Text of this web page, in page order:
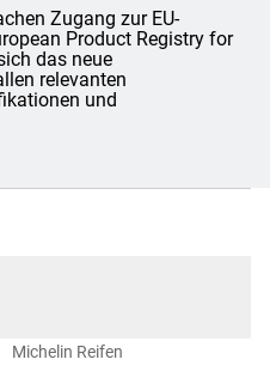
Zugang zur EU-
Product Registry for
das neue
relevanten
und
Michelin Reifen